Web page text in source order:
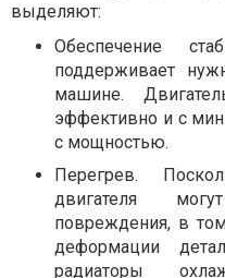
выделяют:
Обеспечение
поддерживает
машине.
эффективно и с
с мощностью.
Перегрев.
двигателя
повреждения, в
деформации
радиаторы